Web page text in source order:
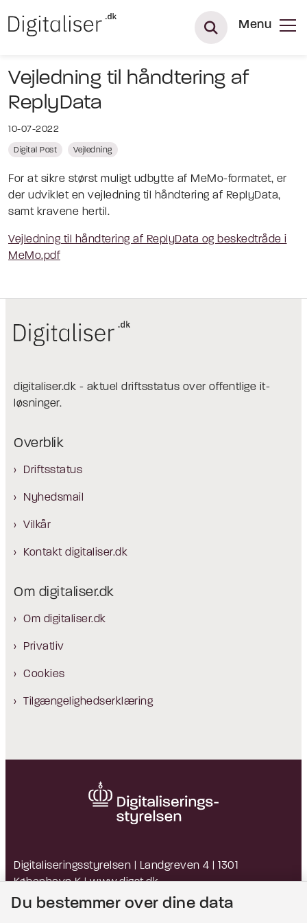
Menu
Vejledning til håndtering af
ReplyData
10-07-2022
Digital Post Vejledning
For at sikre størst muligt udbytte af MeMo-formatet, er
der udviklet en vejledning til håndtering af ReplyData,
samt kravene hertil.
Vejledning til håndtering af ReplyData og beskedtråde i
MeMo.pdf
digitaliser.dk - aktuel driftsstatus over offentlige it-
løsninger.
Overblik
Driftsstatus
Nyhedsmail
Vilkår
Kontakt digitaliser.dk
Om digitaliser.dk
Om digitaliser.dk
Privatliv
Cookies
Tilgængelighedserklæring
Digitaliseringsstyrelsen | Landgreven 4 | 1301
København K |www.digst.dk
EAN: 5798009814203 | CVR: 34051178
Du bestemmer over dine data